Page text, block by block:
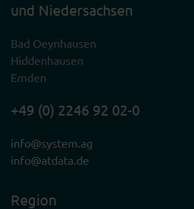
und Niedersachsen
Bad Oeynhausen
Hiddenhausen
Emden
+49 (0) 2246 92 02-0
info@system.ag
info@atdata.de
Region